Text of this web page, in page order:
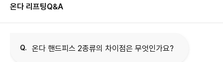
온다 리프팅Q&A
Q. 온다 핸드피스 2종류의 차이점은 무엇인가요?